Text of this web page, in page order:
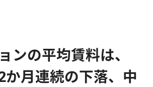
ンの平均賃料は、
か月連続の下落、中